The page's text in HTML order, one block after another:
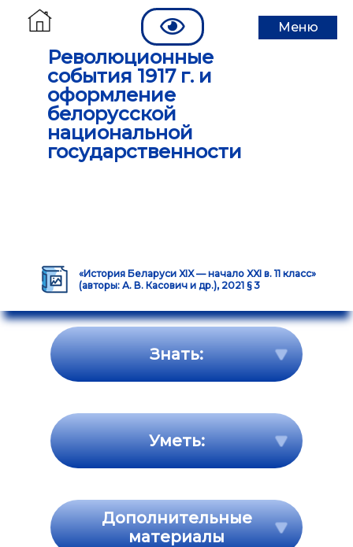
Революционные
события 1917 г. и
оформление
белорусской
национальной
государственности
Меню
«История Беларуси XIX — начало XXI в. 11 класс»
(авторы: А. В. Касович и др.), 2021 § 3
Знать:
Уметь:
Дополнительные
материалы